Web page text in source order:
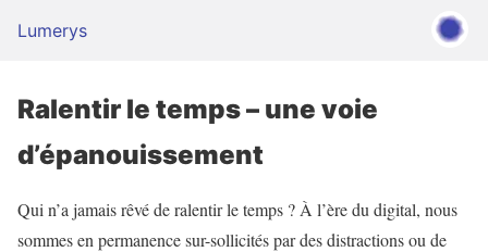
Lumerys
Ralentir le temps – une voie
d’épanouissement
Qui n’a jamais rêvé de ralentir le temps ? À l’ère du digital, nous
sommes en permanence sur-sollicités par des distractions ou de